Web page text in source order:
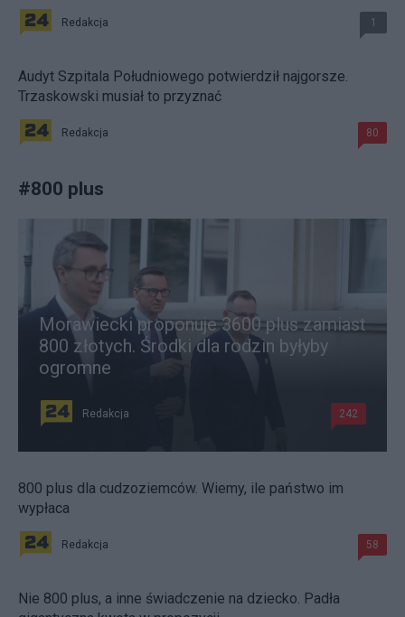
Redakcja 1
Audyt Szpitala Południowego potwierdził najgorsze.
Trzaskowski musiał to przyznać
Redakcja 80
#800 plus
Morawiecki proponuje 3600 plus zamiast
800 złotych. Środki dla rodzin byłyby
ogromne
Redakcja 242
800 plus dla cudzoziemców. Wiemy, ile państwo im
wypłaca
Redakcja 58
Nie 800 plus, a inne świadczenie na dziecko. Padła